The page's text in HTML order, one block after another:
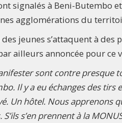
signalés à Beni-Butembo
agglomérations du
jeunes s’attaquent à
ailleurs annoncée pour ce
sont contre presque
Il y a eu échanges des
Un hôtel. Nous apprenons
s’en prennent à la